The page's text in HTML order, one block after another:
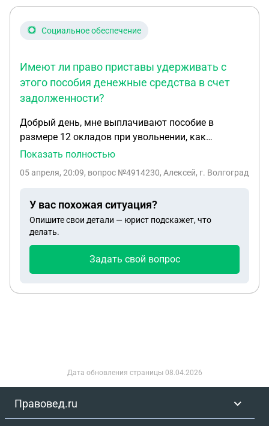
Социальное обеспечение
Имеют ли право приставы удерживать с
этого пособия денежные средства в счет
задолженности?
Добрый день, мне выплачивают пособие в
размере 12 окладов при увольнении, как
контрактнику уволенному по состоянию
.Имеют ли право приставы удерживать с этого
задолженности? А также с пенсии по
инвалидности, полученной на основании этого же
заболевания полученного на СВО?
Показать полностью
05 апреля, 20:09, вопрос №4914230, Алексей, г. Волгоград
У вас похожая ситуация?
Опишите свои детали — юрист подскажет, что
делать.
Задать свой вопрос
Дата обновления страницы 08.04.2026
Правовед.ru